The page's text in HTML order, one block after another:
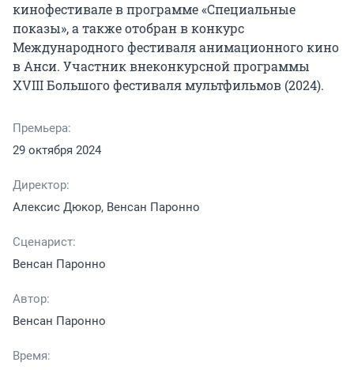
кинофестивале в программе «Специальные
показы», а также отобран в конкурс
Международного фестиваля анимационного кино
в Анси. Участник внеконкурсной программы
XVIII Большого фестиваля мультфильмов (2024).
Премьера:
29 октября 2024
Директор:
Алексис Дюкор, Венсан Паронно
Сценарист:
Венсан Паронно
Автор:
Венсан Паронно
Время: